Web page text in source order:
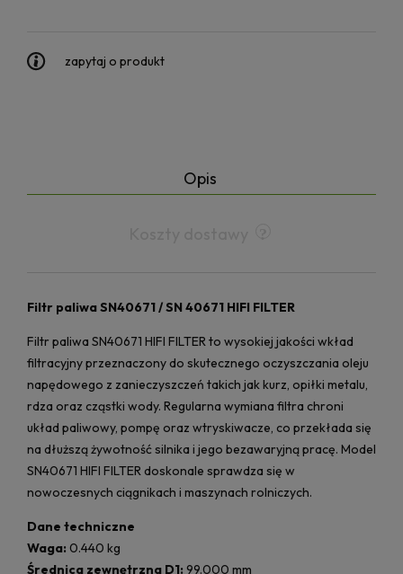
zapytaj o produkt
Opis
Filtr paliwa SN40671 / SN 40671 HIFI FILTER
Filtr paliwa SN40671 HIFI FILTER to wysokiej jakości wkład
filtracyjny przeznaczony do skutecznego oczyszczania oleju
napędowego z zanieczyszczeń takich jak kurz, opiłki metalu,
rdza oraz cząstki wody. Regularna wymiana filtra chroni
układ paliwowy, pompę oraz wtryskiwacze, co przekłada się
na dłuższą żywotność silnika i jego bezawaryjną pracę. Model
SN40671 HIFI FILTER doskonale sprawdza się w
nowoczesnych ciągnikach i maszynach rolniczych.
Dane techniczne
Waga: 0.440 kg
Średnica zewnętrzna D1: 99.000 mm